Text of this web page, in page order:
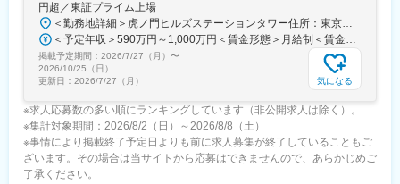
円超／東証プライム上場
＜勤務地詳細＞虎ノ門ヒルズステーションタワー住所：東京都港区虎ノ門２丁目６－１ 虎ノ門ヒルズ ステーションタワー 受動喫煙対策：敷地内喫煙可能場所あり変更の範囲：会社の定める事業所
＜予定年収＞590万円～1,000万円＜賃金形態＞月給制＜賃金内訳＞月額（基本給）：279,000円～534,000円＜月給＞279,000円～534,000円＜昇給有無＞有＜残業手当＞有＜給与補足＞※上記年収はあくまでも目安の金額であり、選考を通じて経験、能力等を考慮し同社規定により決定します。■賞与あり（年2回）■昇給・昇格あり（年1回）■職位：一般職～主任職賃金はあくまでも目安の金額であり、選考を通じて上下する可能性があります。月給(月額)は固定手当を含めた表記です。
掲載予定期間： 2026/7/27（月） 〜
2026/10/25（日）
更新日： 2026/7/27（月） 気になる
※求人応募数の多い順にランキングしています（非公開求人は除く）。
※集計対象期間：2026/8/2（日）～2026/8/8（土）
※事情により掲載終了予定日よりも前に求人募集が終了していることもご
ざいます。その場合は当サイトから応募はできませんので、あらかじめご
了承ください。